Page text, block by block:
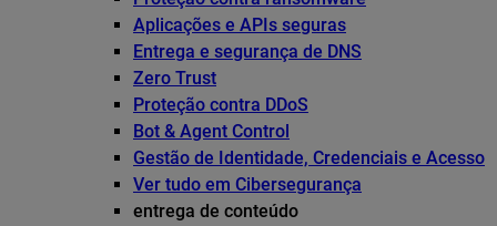
Aplicações e APIs seguras
Entrega e segurança de DNS
Zero Trust
Proteção contra DDoS
Bot & Agent Control
Gestão de Identidade, Credenciais e Acesso
Ver tudo em Cibersegurança
entrega de conteúdo